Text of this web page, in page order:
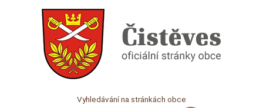
Vyhledávání na stránkách obce